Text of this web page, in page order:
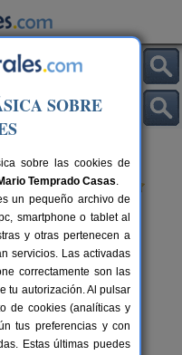
Lago o
2-16 pers.
desde25 €
SOBRE
sobre las cookies de
Temprado Casas.
un pequeño archivo de
smartphone o tablet al
y otras pertenecen a
servicios. Las activadas
correctamente son las
tu autorización. Al pulsar
de cookies (analíticas y
tus preferencias y con
Estas últimas puedes